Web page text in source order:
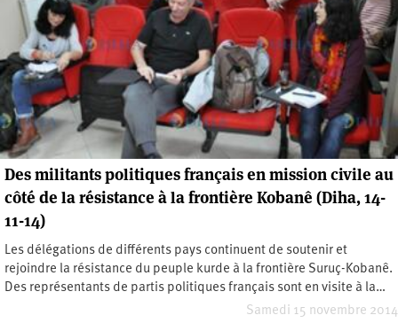
Des militants politiques français en mission civile au
côté de la résistance à la frontière Kobanê (Diha, 14-
11-14)
Les délégations de différents pays continuent de soutenir et
rejoindre la résistance du peuple kurde à la frontière Suruç-Kobanê.
Des représentants de partis politiques français sont en visite à la…
Samedi 15 novembre 2014